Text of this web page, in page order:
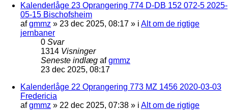
Kalenderlåge 23 Oprangering 774 D-DB 152 072-5 2025-
05-15 Bischofsheim
afgmmz » 23 dec 2025, 08:17 » i Alt om de rigtige
jernbaner
0 Svar
1314 Visninger
Seneste indlæg afgmmz
23 dec 2025, 08:17
Kalenderlåge 22 Oprangering 773 MZ 1456 2020-03-03
Fredericia
afgmmz » 22 dec 2025, 07:38 » i Alt om de rigtige